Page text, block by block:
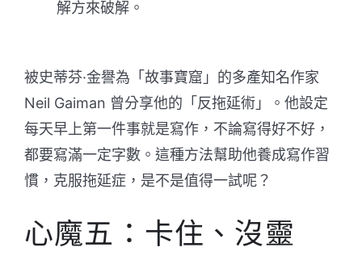
解方來破解。
被史蒂芬·金譽為「故事寶窟」的多產知名作家
Neil Gaiman 曾分享他的「反拖延術」。他設定
每天早上第一件事就是寫作，不論寫得好不好，
都要寫滿一定字數。這種方法幫助他養成寫作習
慣，克服拖延症，是不是值得一試呢？
心魔五：卡住、沒靈